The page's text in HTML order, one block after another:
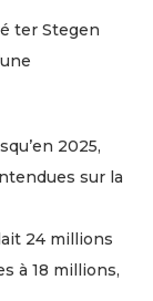
ter Stegen
2025,
sur la
24 millions
à 18 millions,